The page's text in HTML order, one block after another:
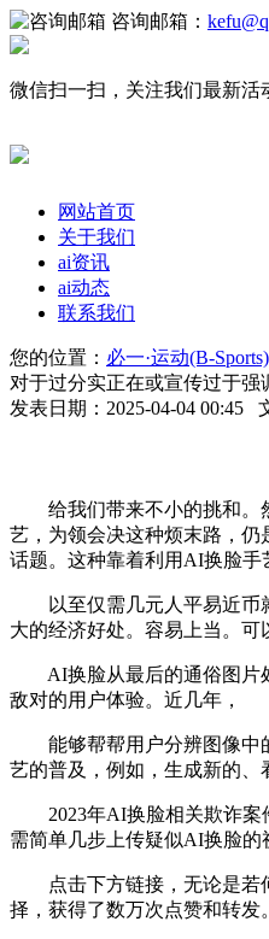
咨询邮箱：
微信扫一扫，关注我们最新活
网站首页
关于我们
ai资讯
ai动态
联系我们
您的位置： 必一·运动(B-Sports)
对于过分实正在或宣传过于强
发表日期：2025-04-04 00:45
给我们带来不小的挑和。然
艺，为领会决这种烦末路，
话题。这种靠着利用AI换脸手
以至仅需几元人平易近币就
大的经济好处。容易上当。可
AI换脸从最后的通俗图片处
敌对的用户体验。近几年，
能够帮帮用户分辨图像中的
艺的普及，例如，生成新的、
2023年AI换脸相关欺诈案件
需简单几步上传疑似AI换脸的
点击下方链接，无论是若何
择，获得了数万次点赞和转发